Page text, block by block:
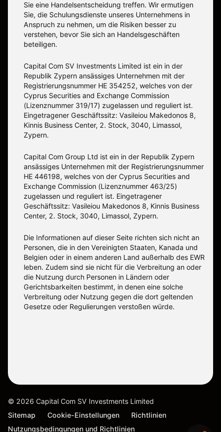
Sie eine Handelsentscheidung treffen. Wir ermutigen
Sie, die Schulungsdienste unseres Unternehmens in
Anspruch zu nehmen, um die Risiken besser zu
verstehen, bevor Sie sich an Handelsgeschäften
beteiligen.
Capital Com SV Investments Limited ist ein in der
Republik Zypern ansässiges Unternehmen mit der
Registrierungsnummer HE 354252, welches von der
Cyprus Securities and Exchange Commission
(Lizenznummer 319/17) zugelassen und reguliert ist.
Eingetragener Geschäftssitz: Vasileiou Makedonos 8,
Kinnis Business Center, 2. Stock, 3040, Limassol,
Zypern.
Capital Com Group Ltd ist ein in der Republik Zypern
ansässiges Unternehmen mit der Registrierungsnummer
ΗΕ 446198, welches von der Cyprus Securities and
Exchange Commission (Lizenznummer 463/25)
zugelassen und reguliert ist. Eingetragener
Geschäftssitz: Vasileiou Makedonos 8, Kinnis Business
Center, 2. Stock, 3040, Limassol, Zypern.
Die Informationen auf dieser Seite richten sich nicht an
Personen, die in den Vereinigten Staaten, Kanada und
Belgien oder in einem anderen Land außerhalb des EWR
leben. Zudem sind sie nicht für die Verbreitung an oder
die Nutzung durch Personen in Ländern oder
Gerichtsbarkeiten bestimmt, in denen eine solche
Verbreitung oder Nutzung gegen die dort geltenden
Gesetze oder Regulierungen verstoßen würde.
© 2026 Capital Com SV Investments Limited
Sitemap
Cookie-Einstellungen
Richtlinien
Nutzungsbedingungen und Richtlinien